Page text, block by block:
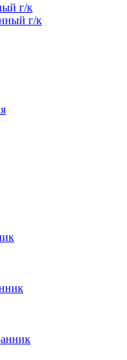
г/к
г/к